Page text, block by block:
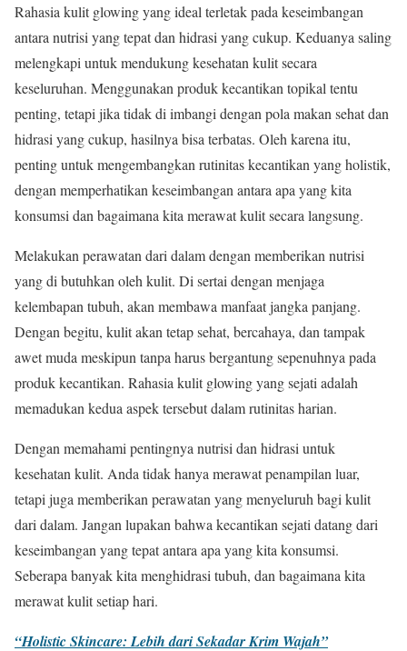
Rahasia kulit glowing yang ideal terletak pada keseimbangan
antara nutrisi yang tepat dan hidrasi yang cukup. Keduanya saling
melengkapi untuk mendukung kesehatan kulit secara
keseluruhan. Menggunakan produk kecantikan topikal tentu
penting, tetapi jika tidak di imbangi dengan pola makan sehat dan
hidrasi yang cukup, hasilnya bisa terbatas. Oleh karena itu,
penting untuk mengembangkan rutinitas kecantikan yang holistik,
dengan memperhatikan keseimbangan antara apa yang kita
konsumsi dan bagaimana kita merawat kulit secara langsung.
Melakukan perawatan dari dalam dengan memberikan nutrisi
yang di butuhkan oleh kulit. Di sertai dengan menjaga
kelembapan tubuh, akan membawa manfaat jangka panjang.
Dengan begitu, kulit akan tetap sehat, bercahaya, dan tampak
awet muda meskipun tanpa harus bergantung sepenuhnya pada
produk kecantikan. Rahasia kulit glowing yang sejati adalah
memadukan kedua aspek tersebut dalam rutinitas harian.
Dengan memahami pentingnya nutrisi dan hidrasi untuk
kesehatan kulit. Anda tidak hanya merawat penampilan luar,
tetapi juga memberikan perawatan yang menyeluruh bagi kulit
dari dalam. Jangan lupakan bahwa kecantikan sejati datang dari
keseimbangan yang tepat antara apa yang kita konsumsi.
Seberapa banyak kita menghidrasi tubuh, dan bagaimana kita
merawat kulit setiap hari.
“Holistic Skincare: Lebih dari Sekadar Krim Wajah”